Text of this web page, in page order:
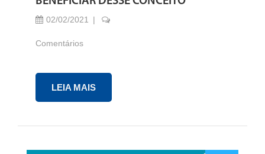
02/02/2021
Comentários
LEIA MAIS